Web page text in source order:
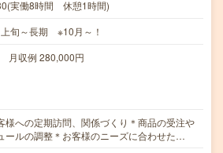
実働8時間 休憩1時間)
旬～長期 ※10月～！
月収例 280,000円
様への定期訪問、関係づくり＊商品の受注や
ールの調整＊お客様のニーズに合わせた…